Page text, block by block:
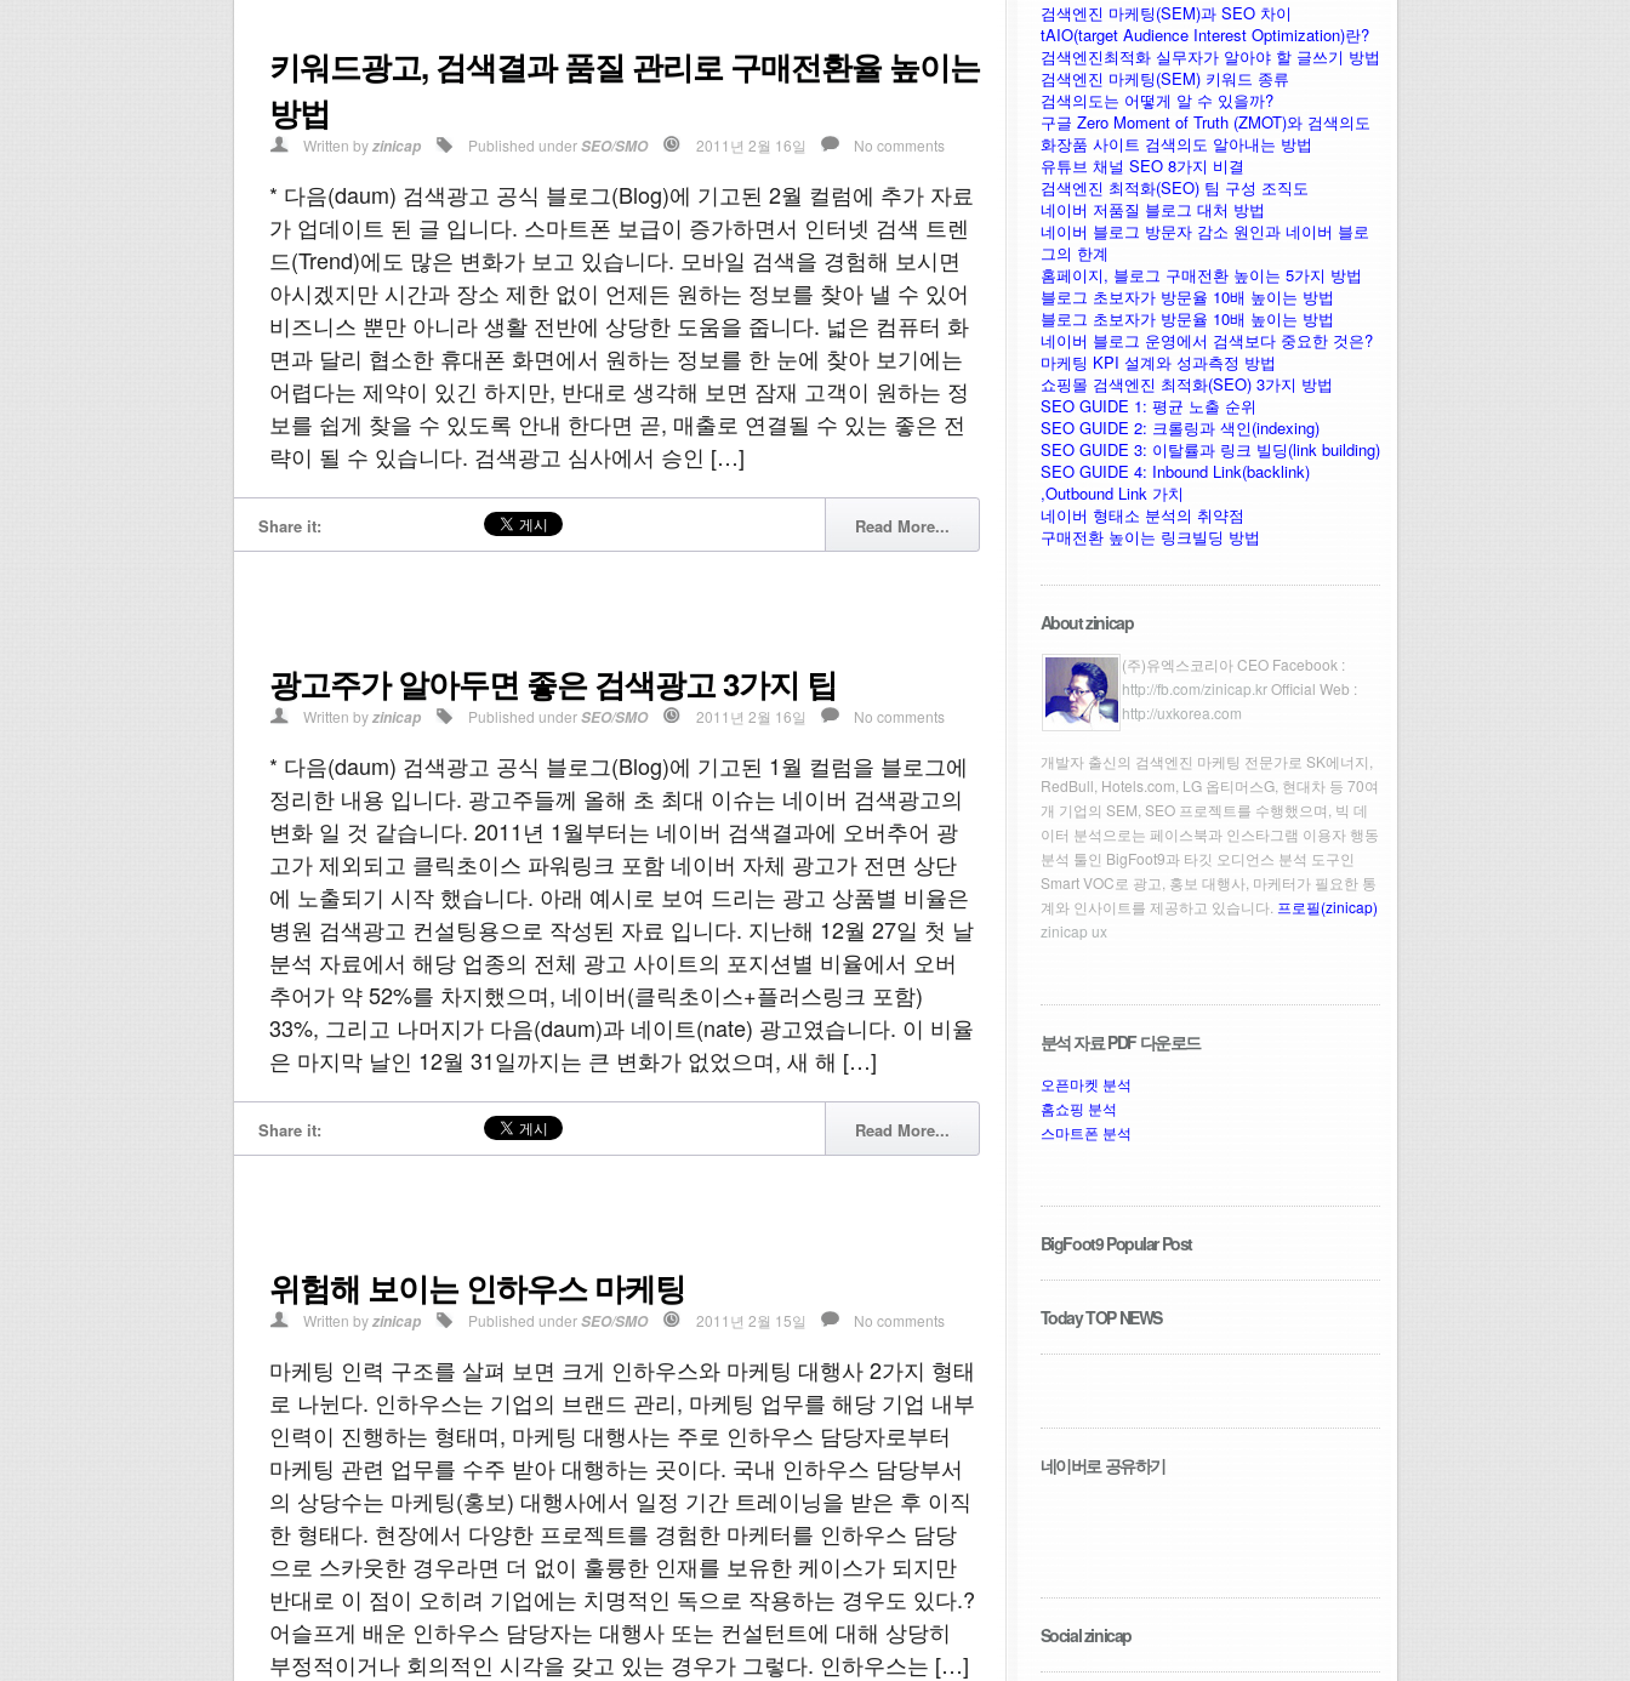
키워드광고, 검색결과 품질 관리로 구매전환율 높이는
방법
Written byzinicap Published underSEO/SMO 2011년 2월 16일 No comments
* 다음(daum) 검색광고 공식 블로그(Blog)에 기고된 2월 컬럼에 추가 자료
가 업데이트 된 글 입니다. 스마트폰 보급이 증가하면서 인터넷 검색 트렌
드(Trend)에도 많은 변화가 보고 있습니다. 모바일 검색을 경험해 보시면
아시겠지만 시간과 장소 제한 없이 언제든 원하는 정보를 찾아 낼 수 있어
비즈니스 뿐만 아니라 생활 전반에 상당한 도움을 줍니다. 넓은 컴퓨터 화
면과 달리 협소한 휴대폰 화면에서 원하는 정보를 한 눈에 찾아 보기에는
어렵다는 제약이 있긴 하지만, 반대로 생각해 보면 잠재 고객이 원하는 정
보를 쉽게 찾을 수 있도록 안내 한다면 곧, 매출로 연결될 수 있는 좋은 전
략이 될 수 있습니다. 검색광고 심사에서 승인 […]
Share it: Read More...
광고주가 알아두면 좋은 검색광고 3가지 팁
Written byzinicap Published underSEO/SMO 2011년 2월 16일 No comments
* 다음(daum) 검색광고 공식 블로그(Blog)에 기고된 1월 컬럼을 블로그에
정리한 내용 입니다. 광고주들께 올해 초 최대 이슈는 네이버 검색광고의
변화 일 것 같습니다. 2011년 1월부터는 네이버 검색결과에 오버추어 광
고가 제외되고 클릭초이스 파워링크 포함 네이버 자체 광고가 전면 상단
에 노출되기 시작 했습니다. 아래 예시로 보여 드리는 광고 상품별 비율은
병원 검색광고 컨설팅용으로 작성된 자료 입니다. 지난해 12월 27일 첫 날
분석 자료에서 해당 업종의 전체 광고 사이트의 포지션별 비율에서 오버
추어가 약 52%를 차지했으며, 네이버(클릭초이스+플러스링크 포함)
33%, 그리고 나머지가 다음(daum)과 네이트(nate) 광고였습니다. 이 비율
은 마지막 날인 12월 31일까지는 큰 변화가 없었으며, 새 해 […]
Share it: Read More...
위험해 보이는 인하우스 마케팅
Written byzinicap Published underSEO/SMO 2011년 2월 15일 No comments
마케팅 인력 구조를 살펴 보면 크게 인하우스와 마케팅 대행사 2가지 형태
로 나뉜다. 인하우스는 기업의 브랜드 관리, 마케팅 업무를 해당 기업 내부
인력이 진행하는 형태며, 마케팅 대행사는 주로 인하우스 담당자로부터
마케팅 관련 업무를 수주 받아 대행하는 곳이다. 국내 인하우스 담당부서
의 상당수는 마케팅(홍보) 대행사에서 일정 기간 트레이닝을 받은 후 이직
한 형태다. 현장에서 다양한 프로젝트를 경험한 마케터를 인하우스 담당
으로 스카웃한 경우라면 더 없이 훌륭한 인재를 보유한 케이스가 되지만
반대로 이 점이 오히려 기업에는 치명적인 독으로 작용하는 경우도 있다.?
어슬프게 배운 인하우스 담당자는 대행사 또는 컨설턴트에 대해 상당히
부정적이거나 회의적인 시각을 갖고 있는 경우가 그렇다. 인하우스는 […]
검색엔진 마케팅(SEM)과 SEO 차이
tAIO(target Audience Interest Optimization)란?
검색엔진최적화 실무자가 알아야 할 글쓰기 방법
검색엔진 마케팅(SEM) 키워드 종류
검색의도는 어떻게 알 수 있을까?
구글 Zero Moment of Truth (ZMOT)와 검색의도
화장품 사이트 검색의도 알아내는 방법
유튜브 채널 SEO 8가지 비결
검색엔진 최적화(SEO) 팀 구성 조직도
네이버 저품질 블로그 대처 방법
네이버 블로그 방문자 감소 원인과 네이버 블로
그의 한계
홈페이지, 블로그 구매전환 높이는 5가지 방법
블로그 초보자가 방문율 10배 높이는 방법
블로그 초보자가 방문율 10배 높이는 방법
네이버 블로그 운영에서 검색보다 중요한 것은?
마케팅 KPI 설계와 성과측정 방법
쇼핑몰 검색엔진 최적화(SEO) 3가지 방법
SEO GUIDE 1: 평균 노출 순위
SEO GUIDE 2: 크롤링과 색인(indexing)
SEO GUIDE 3: 이탈률과 링크 빌딩(link building)
SEO GUIDE 4: Inbound Link(backlink)
,Outbound Link 가치
네이버 형태소 분석의 취약점
구매전환 높이는 링크빌딩 방법
About zinicap
(주)유엑스코리아 CEO Facebook :
http://fb.com/zinicap.krOfficial Web :
http://uxkorea.com
개발자 출신의 검색엔진 마케팅 전문가로 SK에너지,
RedBull, Hotels.com, LG 옵티머스G, 현대차 등 70여
개 기업의 SEM, SEO 프로젝트를 수행했으며, 빅 데
이터 분석으로는 페이스북과 인스타그램 이용자 행동
분석 툴인 BigFoot9과 타깃 오디언스 분석 도구인
Smart VOC로 광고, 홍보 대행사, 마케터가 필요한 통
계와 인사이트를 제공하고 있습니다. 프로필(zinicap)
zinicap ux
분석 자료 PDF 다운로드
오픈마켓 분석
홈쇼핑 분석
스마트폰 분석
BigFoot9 Popular Post
Today TOP NEWS
네이버로 공유하기
Social zinicap